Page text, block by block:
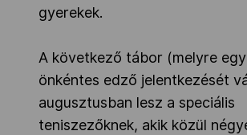
gyerekek.
A következő tábor (melyre
önkéntes edző jelentkezését
augusztusban lesz a speciális
teniszezőknek, akik közül